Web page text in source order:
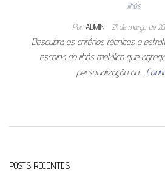
ilhós
Por ADMIN 21 de março de
Descubra os critérios técnicos e
escolha do ilhós metálico que
personalização ao…
POSTS RECENTES